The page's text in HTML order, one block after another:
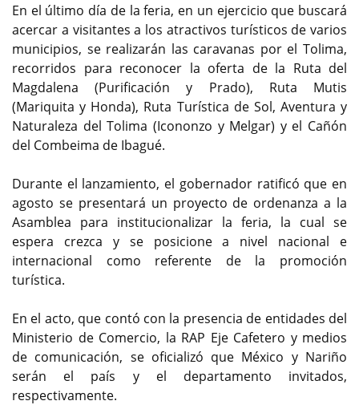
En el último día de la feria, en un ejercicio que buscará
acercar a visitantes a los atractivos turísticos de varios
municipios, se realizarán las caravanas por el Tolima,
recorridos para reconocer la oferta de la Ruta del
Magdalena (Purificación y Prado), Ruta Mutis
(Mariquita y Honda), Ruta Turística de Sol, Aventura y
Naturaleza del Tolima (Icononzo y Melgar) y el Cañón
del Combeima de Ibagué.
Durante el lanzamiento, el gobernador ratificó que en
agosto se presentará un proyecto de ordenanza a la
Asamblea para institucionalizar la feria, la cual se
espera crezca y se posicione a nivel nacional e
internacional como referente de la promoción
turística.
En el acto, que contó con la presencia de entidades del
Ministerio de Comercio, la RAP Eje Cafetero y medios
de comunicación, se oficializó que México y Nariño
serán el país y el departamento invitados,
respectivamente.